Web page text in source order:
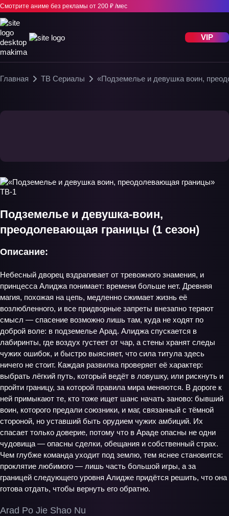
Смотрите аниме без рекламы от 200 ₽ /мес
VIP
Главная ТВ Сериалы «Подземелье и девушка воин,
Подземелье и девушка-воин,
преодолевающая границы (1 сезон)
Arad Po Jie Shao Nu
Описание:
Небесный дворец вздрагивает от тревожного знамения, и
принцесса Алиджа понимает: времени больше нет. Древняя
магия, похожая на цепь, медленно сжимает жизнь её
возлюбленного, и все придворные запреты внезапно теряют
смысл — спасение возможно лишь там, куда не ходят по
доброй воле: в подземелье Арад. Алиджа спускается в
лабиринты, где воздух густеет от чар, а стены хранят следы
чужих ошибок, и быстро выясняет, что сила титула здесь
ничего не стоит. Каждая развилка проверяет её характер:
выбрать лёгкий путь, который ведёт в ловушку, или рискнуть и
пройти границу, за которой правила мира меняются. В дороге к
ней примыкают те, кто тоже ищет шанс начать заново: бывший
воин, которого предали союзники, и маг, связанный с тёмной
стороной, но уставший быть орудием чужих амбиций. Их
спасает только доверие, потому что в Араде опасны не одни
чудовища — опасны сделки, обещания и собственный страх.
Чем глубже команда уходит под землю, тем яснее становится:
проклятие любимого — лишь часть большой игры, а за
границей следующего уровня Алидже придётся решить, что она
готова отдать, чтобы вернуть его обратно.